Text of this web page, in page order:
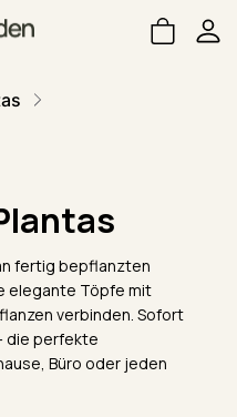
fertig bepflanzten
elegante Töpfe mit
verbinden. Sofort
die perfekte
Büro oder jeden